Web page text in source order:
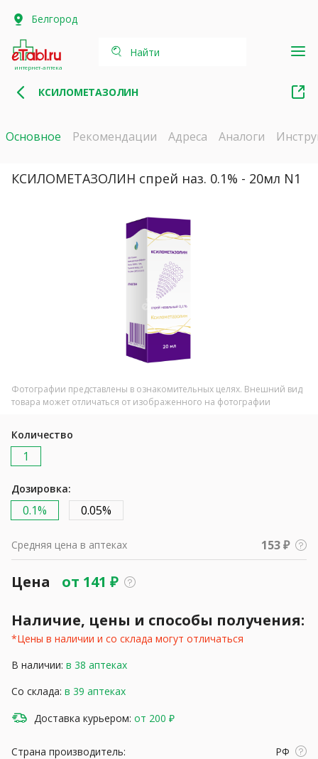
Белгород
интернет-аптека
Найти
КСИЛОМЕТАЗОЛИН
Основное Рекомендации Адреса Аналоги
КСИЛОМЕТАЗОЛИН спрей наз. 0.1% - 20мл N1
Фотографии представлены в ознакомительных целях. Внешний вид
товара может отличаться от изображенного на фотографии
Количество
1
Дозировка:
0.1% 0.05%
Средняя цена в аптеках 153 ₽
Цена от 141 ₽
Наличие, цены и способы получения:
*Цены в наличии и со склада могут отличаться
В наличии: в 38 аптеках
Со склада: в 39 аптеках
Доставка курьером: от 200 ₽
Страна производитель:
РФ